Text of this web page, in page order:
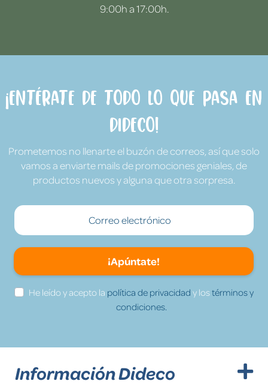
9:00h a 17:00h.
¡Entérate de todo lo que pasa en
Dideco!
Prometemos no llenarte el buzón de correos, así que solo
vamos a enviarte mails de promociones geniales, de
productos nuevos y alguna que otra sorpresa.
¡Apúntate!
He leído y acepto la política de privacidad y lostérminos y
condiciones.
Información Dideco